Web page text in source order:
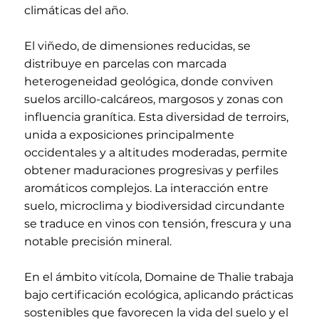
climáticas del año.
El viñedo, de dimensiones reducidas, se
distribuye en parcelas con marcada
heterogeneidad geológica, donde conviven
suelos arcillo-calcáreos, margosos y zonas con
influencia granítica. Esta diversidad de terroirs,
unida a exposiciones principalmente
occidentales y a altitudes moderadas, permite
obtener maduraciones progresivas y perfiles
aromáticos complejos. La interacción entre
suelo, microclima y biodiversidad circundante
se traduce en vinos con tensión, frescura y una
notable precisión mineral.
En el ámbito vitícola, Domaine de Thalie trabaja
bajo certificación ecológica, aplicando prácticas
sostenibles que favorecen la vida del suelo y el